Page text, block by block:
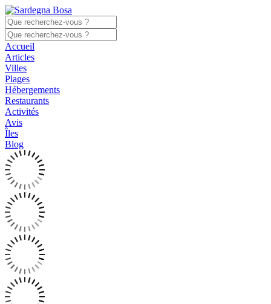
Accueil
Articles
Villes
Plages
Hébergements
Restaurants
Activités
Avis
Îles
Blog